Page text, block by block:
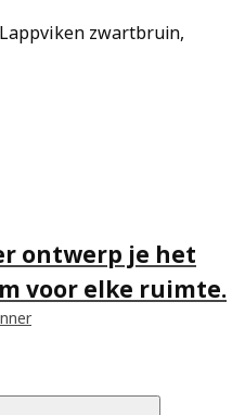
zwartbruin,
Totaal
ontwerp je het
voor elke ruimte.